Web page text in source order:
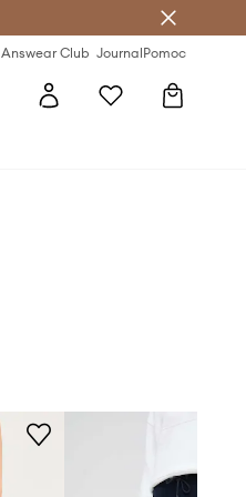
Answear Club JournalPomoc